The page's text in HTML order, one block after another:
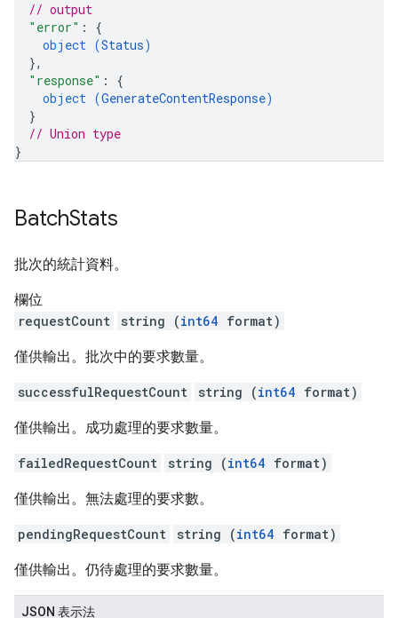
// output
"error" : {
object (Status)
},
"response" : {
object (GenerateContentResponse)
}
// Union type
}
BatchStats
批次的統計資料。
欄位
requestCount
string (int64 format)
僅供輸出。批次中的要求數量。
successfulRequestCount string (int64 format)
僅供輸出。成功處理的要求數量。
failedRequestCount string (int64 format)
僅供輸出。無法處理的要求數。
pendingRequestCount string (int64 format)
僅供輸出。仍待處理的要求數量。
JSON 表示法